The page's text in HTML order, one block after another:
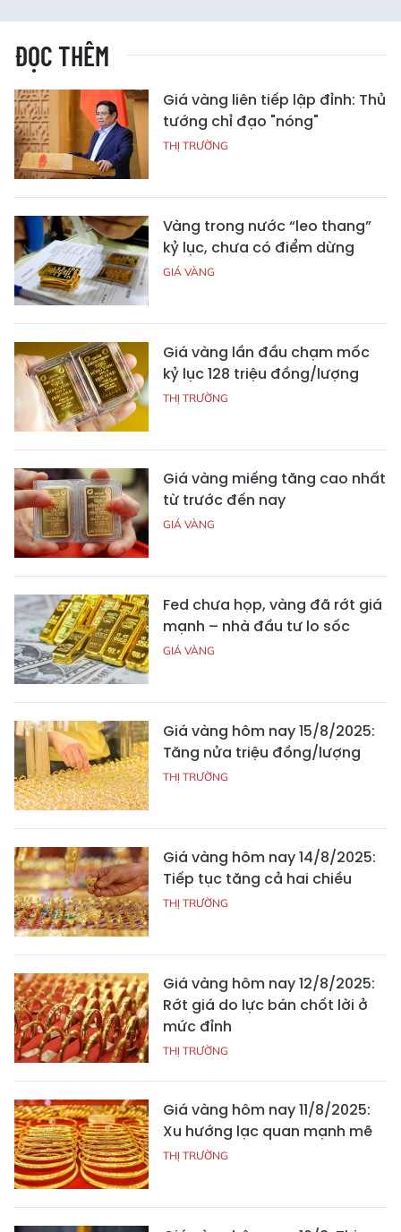
ĐỌC THÊM
Giá vàng liên tiếp lập đỉnh: Thủ
tướng chỉ đạo "nóng"
THỊ TRƯỜNG
Vàng trong nước “leo thang”
kỷ lục, chưa có điểm dừng
GIÁ VÀNG
Giá vàng lần đầu chạm mốc
kỷ lục 128 triệu đồng/lượng
THỊ TRƯỜNG
Giá vàng miếng tăng cao nhất
từ trước đến nay
GIÁ VÀNG
Fed chưa họp, vàng đã rớt giá
mạnh – nhà đầu tư lo sốc
GIÁ VÀNG
Giá vàng hôm nay 15/8/2025:
Tăng nửa triệu đồng/lượng
THỊ TRƯỜNG
Giá vàng hôm nay 14/8/2025:
Tiếp tục tăng cả hai chiều
THỊ TRƯỜNG
Giá vàng hôm nay 12/8/2025:
Rớt giá do lực bán chốt lời ở
mức đỉnh
THỊ TRƯỜNG
Giá vàng hôm nay 11/8/2025:
Xu hướng lạc quan mạnh mẽ
THỊ TRƯỜNG